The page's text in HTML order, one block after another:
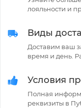
лояльности и
Виды
Доставим ваш
время и день.
Условия
Полная
реквизиты в